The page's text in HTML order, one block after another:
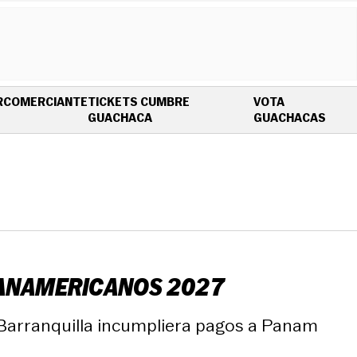
COMERCIANTETICKETS CUMBRE
GUACHACAOPENS IN NEW WINDOW
VOTA
GUACHACAS
2027
incumpliera pagos a Panam